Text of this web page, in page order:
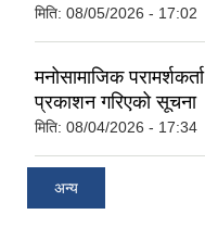
मिति: 08/05/2026 - 17:02
मनोसामाजिक
प्रकाशन गरिएको सूचना
मिति: 08/04/2026 - 17:34
अन्य